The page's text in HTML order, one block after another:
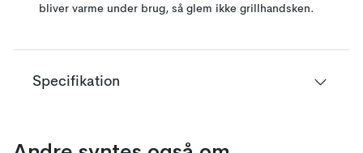
bliver varme under brug, så glem ikke grillhandsken.
Specifikation